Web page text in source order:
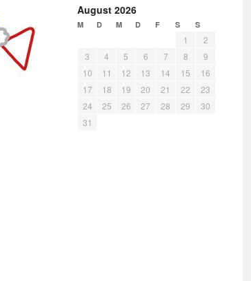
August 2026
M D M D F S S
1
2
3
4 5 6 7 8
9
10
11 12 13 14 15
16
17
18 19 20 21 22
23
24
25 26 27 28 29
30
31